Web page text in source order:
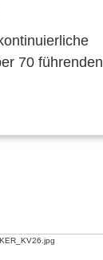
70 führenden